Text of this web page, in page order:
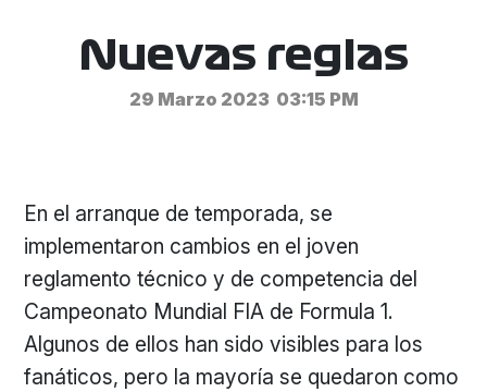
Nuevas reglas
29 Marzo 2023 03:15 PM
En el arranque de temporada, se
implementaron cambios en el joven
reglamento técnico y de competencia del
Campeonato Mundial FIA de Formula 1.
Algunos de ellos han sido visibles para los
fanáticos, pero la mayoría se quedaron como